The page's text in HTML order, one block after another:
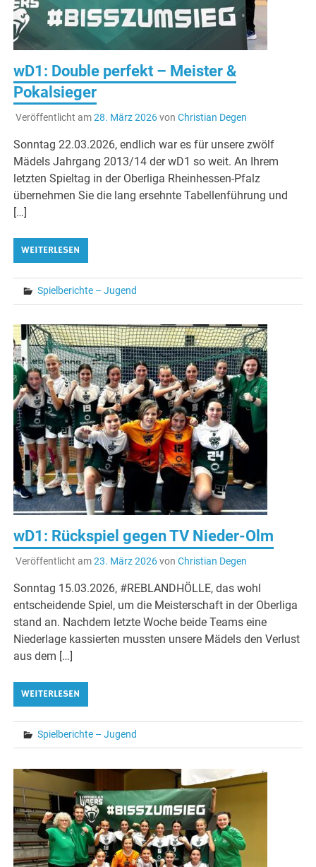
wD1: Double perfekt – Meister &
Pokalsieger
Veröffentlicht am28. März 2026von Christian Degen
Sonntag 22.03.2026, endlich war es für unsere zwölf
Mädels Jahrgang 2013/14 der wD1 so weit. An Ihrem
letzten Spieltag in der Oberliga Rheinhessen-Pfalz
übernehmen Sie die lang ersehnte Tabellenführung und
[…]
WEITERLESEN
Spielberichte – Jugend
wD1: Rückspiel gegen TV Nieder-Olm
Veröffentlicht am23. März 2026von Christian Degen
Sonntag 15.03.2026, #REBLANDHÖLLE, das wohl
entscheidende Spiel, um die Meisterschaft in der Oberliga
stand an. Nachdem letzte Woche beide Teams eine
Niederlage kassierten mussten unsere Mädels den Verlust
aus dem […]
WEITERLESEN
Spielberichte – Jugend